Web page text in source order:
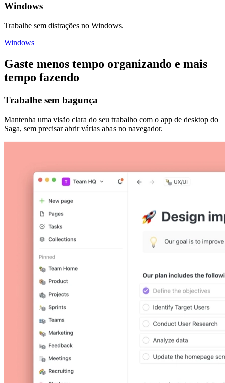
Windows
Trabalhe sem distrações no Windows.
Windows
Gaste menos tempo organizando e mais
tempo fazendo
Trabalhe sem bagunça
Mantenha uma visão clara do seu trabalho com o app de desktop do
Saga, sem precisar abrir várias abas no navegador.